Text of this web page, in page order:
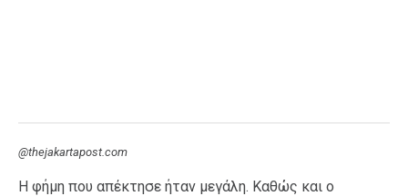
@thejakartapost.com
Η φήμη που απέκτησε ήταν μεγάλη. Καθώς και ο